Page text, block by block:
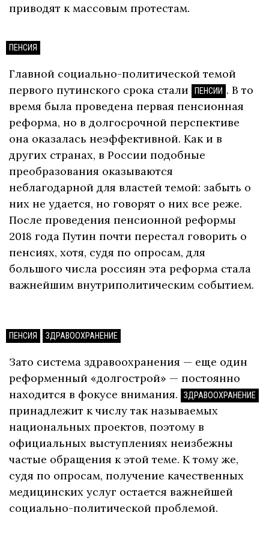
приводят к массовым протестам.
ПЕНСИЯ
Главной социально-политической темой
первого путинского срока стали
ПЕНСИИ . В то
время была проведена первая пенсионная
реформа, но в долгосрочной перспективе
она оказалась неэффективной. Как и в
других странах, в России подобные
преобразования оказываются
неблагодарной для властей темой: забыть о
них не удается, но говорят о них все реже.
После проведения пенсионной реформы
2018 года Путин почти перестал говорить о
пенсиях, хотя, судя по опросам, для
большого числа россиян эта реформа стала
важнейшим внутриполитическим событием.
ПЕНСИЯ ЗДРАВООХРАНЕНИЕ
Зато система здравоохранения — еще один
реформенный «долгострой» — постоянно
находится в фокусе внимания.
ЗДРАВООХРАНЕНИЕ
принадлежит к числу так называемых
национальных проектов, поэтому в
официальных выступлениях неизбежны
частые обращения к этой теме. К тому же,
судя по опросам, получение качественных
медицинских услуг остается важнейшей
социально-политической проблемой.